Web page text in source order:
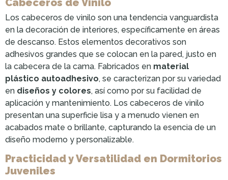
Los cabeceros de vinilo son una tendencia vanguardista
en la decoración de interiores, específicamente en áreas
de descanso. Estos elementos decorativos son
adhesivos grandes que se colocan en la pared, justo en
la cabecera de la cama. Fabricados en material
plástico autoadhesivo, se caracterizan por su variedad
en diseños y colores, así como por su facilidad de
aplicación y mantenimiento. Los cabeceros de vinilo
presentan una superficie lisa y a menudo vienen en
acabados mate o brillante, capturando la esencia de un
diseño moderno y personalizable.
Practicidad y Versatilidad en Dormitorios
Juveniles